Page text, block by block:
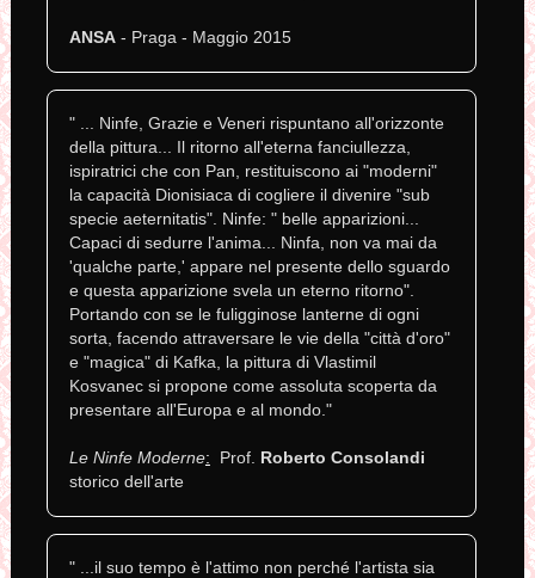
ANSA- Praga - Maggio 2015
" ... Ninfe, Grazie e Veneri rispuntano all'orizzonte
della pittura... Il ritorno all'eterna fanciullezza,
ispiratrici che con Pan, restituiscono ai "moderni"
la capacità Dionisiaca di cogliere il divenire "sub
specie aeternitatis". Ninfe: " belle apparizioni...
Capaci di sedurre l'anima... Ninfa, non va mai da
'qualche parte,' appare nel presente dello sguardo
e questa apparizione svela un eterno ritorno".
Portando con se le fuligginose lanterne di ogni
sorta, facendo attraversare le vie della "città d'oro"
e "magica" di Kafka, la pittura di Vlastimil
Kosvanec si propone come assoluta scoperta da
presentare all'Europa e al mondo."
Le Ninfe Moderne: Prof.
Roberto Consolandi
storico dell'arte
" ...il suo tempo è l'attimo non perché l'artista sia